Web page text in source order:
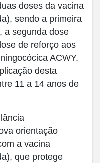
doses da vacina
sendo a primeira
a segunda dose
de reforço aos
ACWY.
desta
11 a 14 anos de
orientação
a vacina
que protege